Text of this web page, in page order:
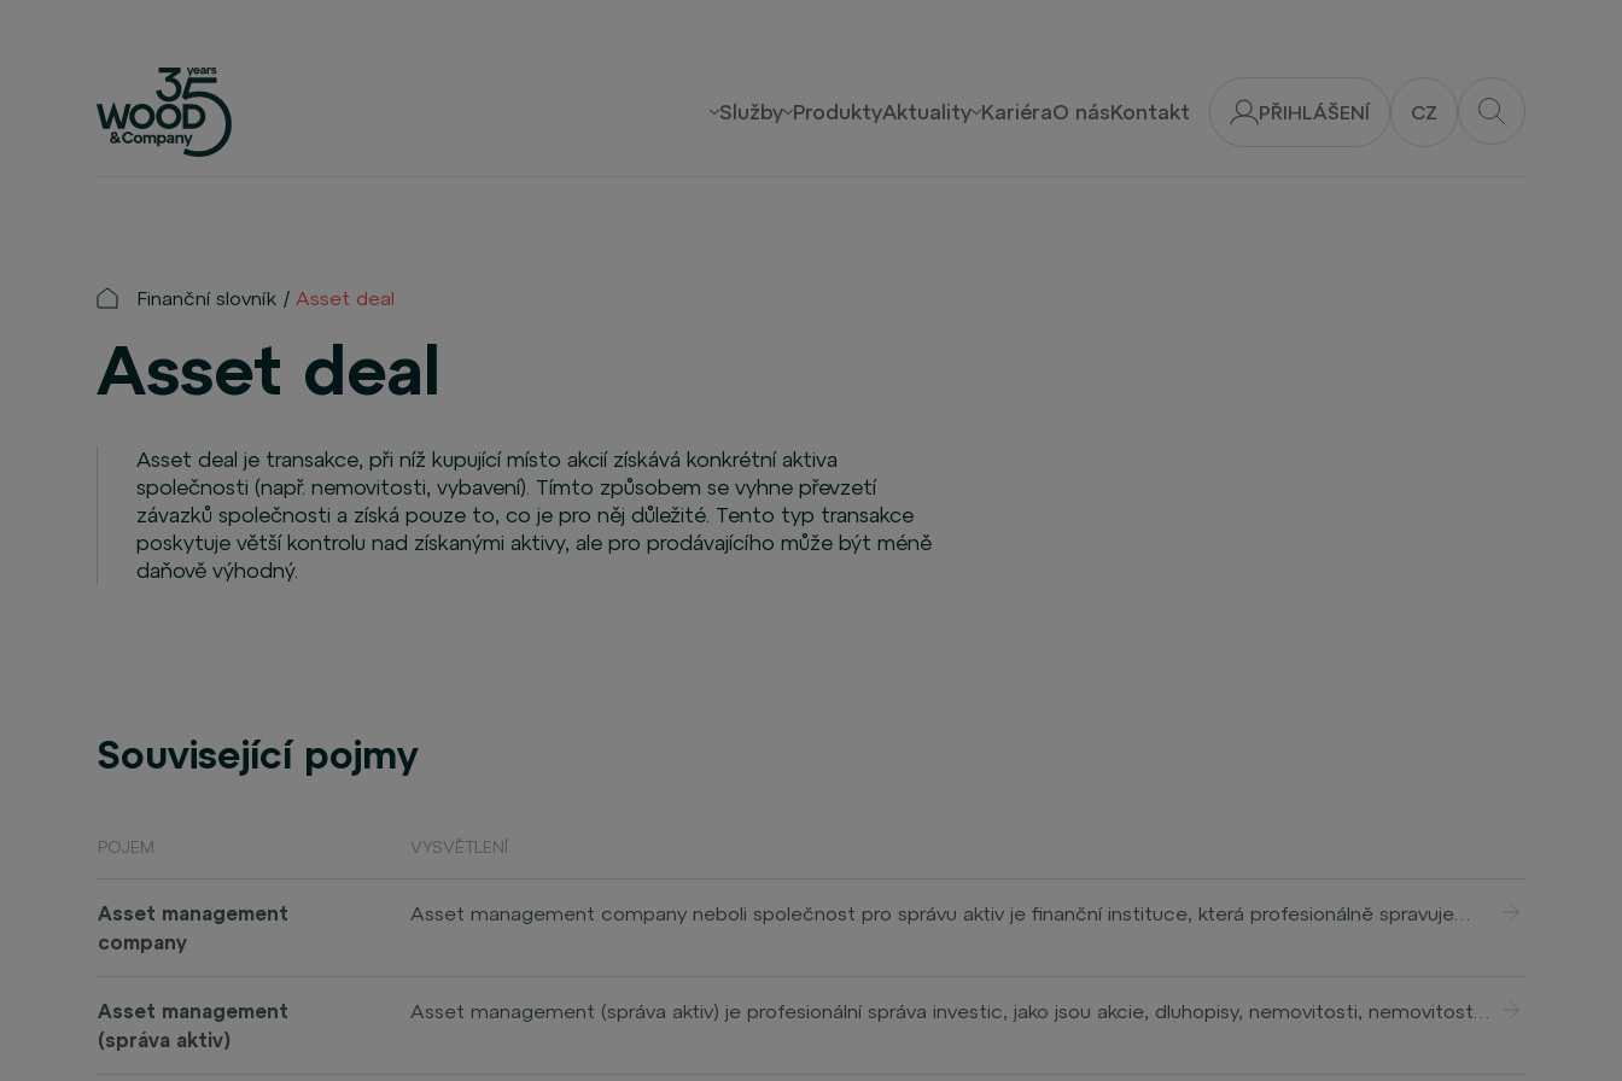
PŘIHLÁŠENÍ CZ
Služby ProduktyAktuality KariéraO násKontakt
Finanční slovník Asset deal
Asset deal
Asset deal je transakce, při níž kupující místo akcií získává konkrétní aktiva
společnosti (např. nemovitosti, vybavení). Tímto způsobem se vyhne převzetí
závazků společnosti a získá pouze to, co je pro něj důležité. Tento typ transakce
poskytuje větší kontrolu nad získanými aktivy, ale pro prodávajícího může být méně
daňově výhodný.
Související pojmy
POJEM VYSVĚTLENÍ
Asset management
company
Asset management company neboli společnost pro správu aktiv je finanční instituce, která profesionálně spravuje
dluhopisy, fondy, nemovitosti nebo další finanční nástroje.
Asset management
(správa aktiv)
Asset management (správa aktiv) je profesionální správa investic, jako jsou akcie, dluhopisy, nemovitosti, nemovitostní